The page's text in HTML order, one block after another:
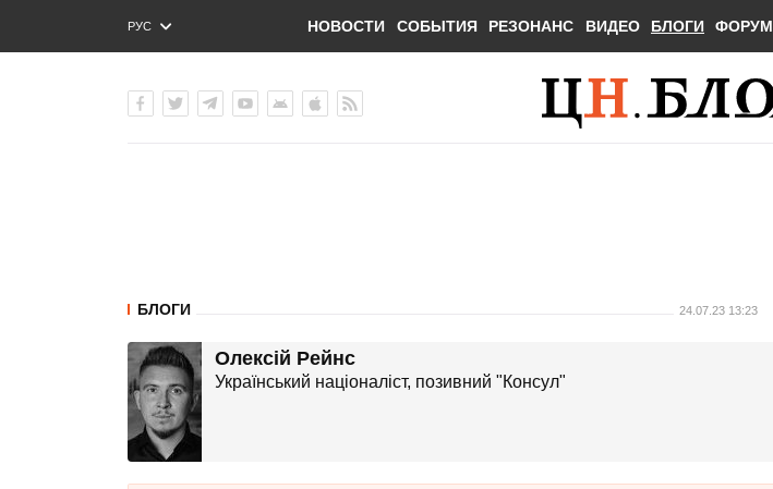
РУС
ENG
НОВОСТИ СОБЫТИЯ РЕЗОНАНС ВИДЕО БЛОГИ ФОРУМ
БЛОГИ 24.07.23 13:23
Олексій Рейнс
Український націоналіст, позивний "Консул"